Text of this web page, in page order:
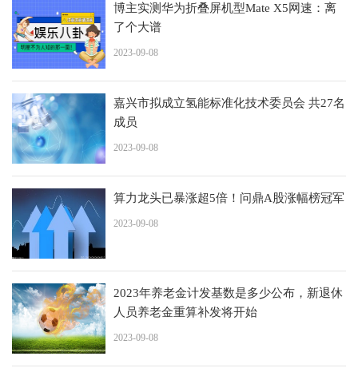
博主实测华为折叠屏机型Mate X5网速：离
了个大谱
2023-09-08
嘉兴市拟成立氢能标准化技术委员会 共27名
成员
2023-09-08
算力龙头已暴涨超5倍！问鼎A股涨幅榜冠军
2023-09-08
2023年养老金计发基数是多少公布，新退休
人员养老金重算补发将开始
2023-09-08